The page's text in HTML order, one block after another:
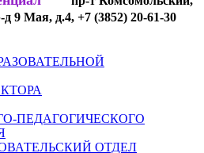
9 Мая, д.4, +7 (3852) 20-61-30
ПЕДАГОГИЧЕСКОГО
ОТДЕЛ